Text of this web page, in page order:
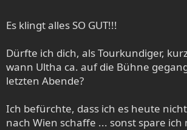
Es klingt alles SO GUT!!!
Dürfte ich dich, als Tourkundiger,
wann Ultha ca. auf die Bühne
letzten Abende?
Ich befürchte, dass ich es heute
nach Wien schaffe ... sonst spare ich